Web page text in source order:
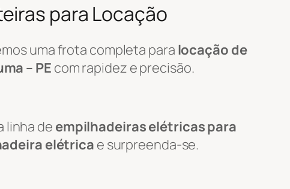
para Locação
uma frota completa para locação de
– PE com rapidez e precisão.
linha de empilhadeiras elétricas para
elétricae surpreenda-se.